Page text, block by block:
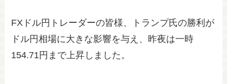
FXドル円トレーダーの皆様、トランプ氏の勝利が
ドル円相場に大きな影響を与え、昨夜は一時
154.71円まで上昇しました。